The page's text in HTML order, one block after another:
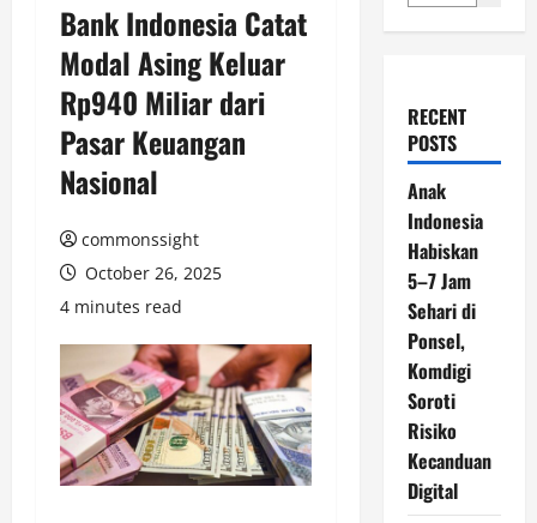
Bank Indonesia Catat
Modal Asing Keluar
Rp940 Miliar dari
Pasar Keuangan
Nasional
commonssight
October 26, 2025
4 minutes read
RECENT
POSTS
Anak
Indonesia
Habiskan
5–7 Jam
Sehari di
Ponsel,
Komdigi
Soroti
Risiko
Kecanduan
Digital